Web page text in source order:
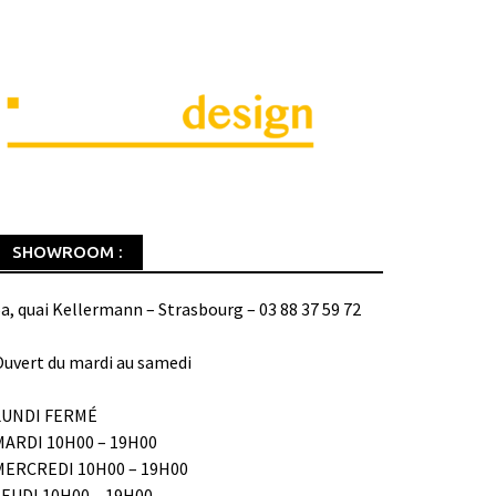
SHOWROOM :
quai Kellermann – Strasbourg – 03 88 37 59 72
du mardi au samedi
FERMÉ
10H00 – 19H00
10H00 – 19H00